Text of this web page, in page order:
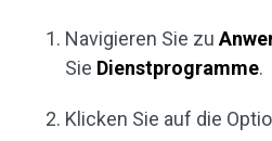
Navigieren Sie zu
Sie Dienstprogramme.
Klicken Sie auf die